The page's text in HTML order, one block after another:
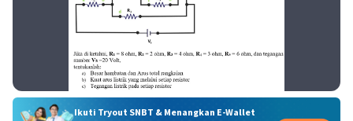
Ikuti Tryout SNBT & Menangkan E-Wallet